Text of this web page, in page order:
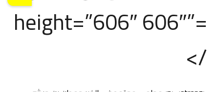
=”606″ height=”606″
/>